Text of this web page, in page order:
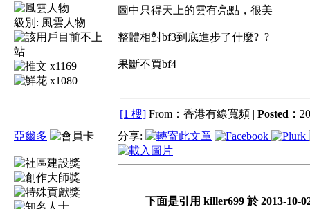
級別: 風雲人物
x1169
x1080
圖中只得天上的雲有亮點，很美
整體相對bf3到底進步了什麼?_?
果斷不買bf4
[1 樓] From：香港有線寬頻 | Posted：
亞爾多
分享:
下面是引用 killer699 於 2013-10-